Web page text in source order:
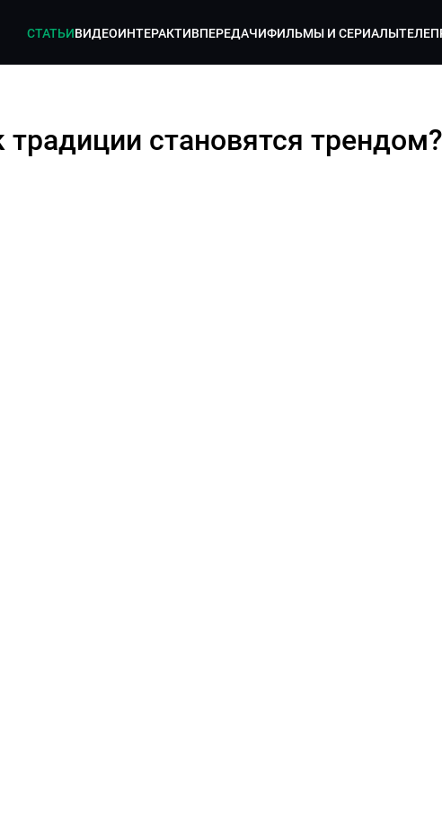
СТАТЬИВИДЕОИНТЕРАКТИВПЕРЕДАЧИФИЛЬМЫ И СЕРИАЛЫ
традиции становятся трендом?